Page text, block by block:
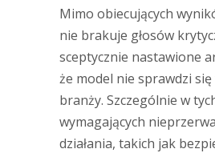
Mimo obiecujących
nie brakuje głosów
sceptycznie nastawione
że model nie sprawdzi się
branży. Szczególnie w
wymagających
działania, takich jak